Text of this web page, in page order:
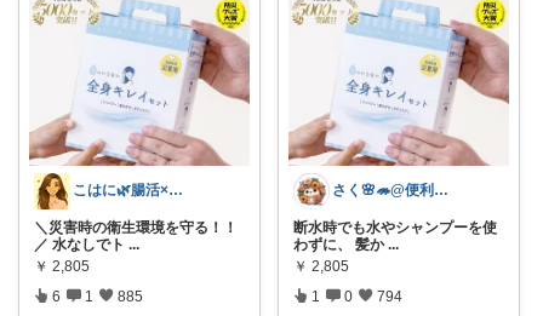
こはに🌿腸活×美容×暮らし
＼災害時の衛生環境を守る！！
／ 水なしでト ...
￥ 2,805
6 1 885
さく🌸🦔@便利でかわいいを探す旅
断水時でも水やシャンプーを使
わずに、 髪か ...
￥ 2,805
1 0 794